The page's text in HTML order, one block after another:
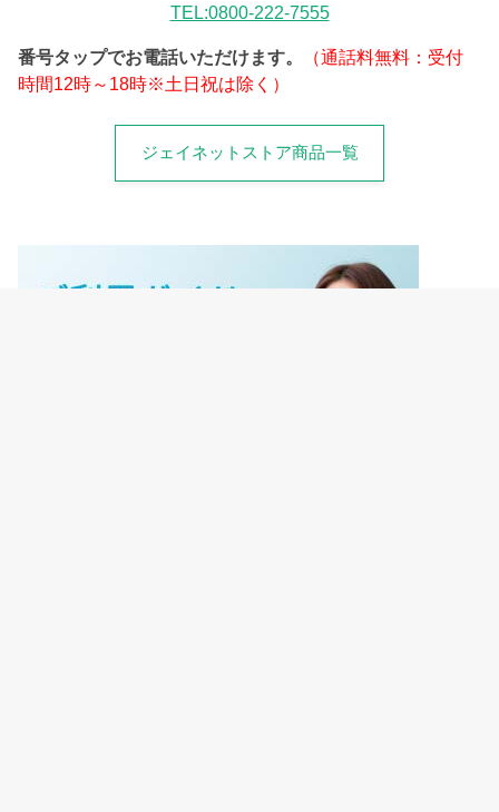
TEL:0800-222-7555
番号タップでお電話いただけます。
（通話料無料：受付
時間12時～18時※土日祝は除く）
ジェイネットストア商品一覧